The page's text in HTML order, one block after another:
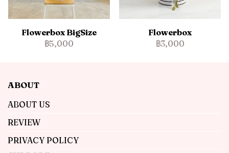
Flowerbox BigSize
฿5,000
Flowerbox
฿3,000
ABOUT
ABOUT US
REVIEW
PRIVACY POLICY